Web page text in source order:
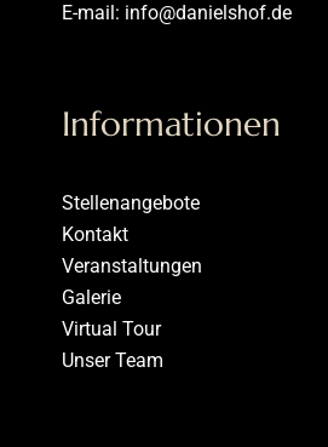
E-mail: info@danielshof.de
Informationen
Stellenangebote
Kontakt
Veranstaltungen
Galerie
Virtual Tour
Unser Team